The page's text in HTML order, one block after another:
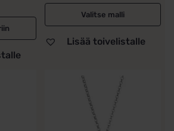
Valitse malli
Lisää toivelistalle